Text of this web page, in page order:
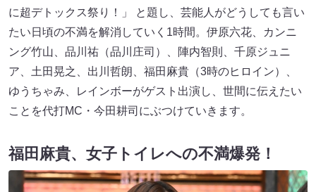
に超デトックス祭り！」 と題し、芸能人がどうしても言い
たい日頃の不満を解消していく1時間。伊原六花、カンニ
ング竹山、品川祐（品川庄司）、陣内智則、千原ジュニ
ア、土田晃之、出川哲朗、福田麻貴（3時のヒロイン）、
ゆうちゃみ、レインボーがゲスト出演し、世間に伝えたい
ことを代打MC・今田耕司にぶつけていきます。
福田麻貴、女子トイレへの不満爆発！